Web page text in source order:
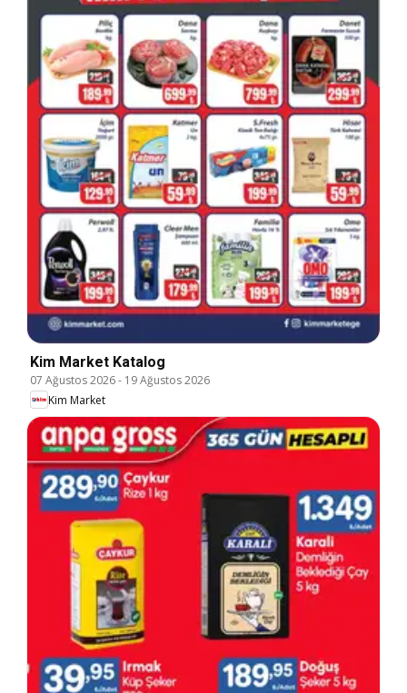
Kim Market Katalog
07 Ağustos 2026- 19 Ağustos 2026
Kim Market